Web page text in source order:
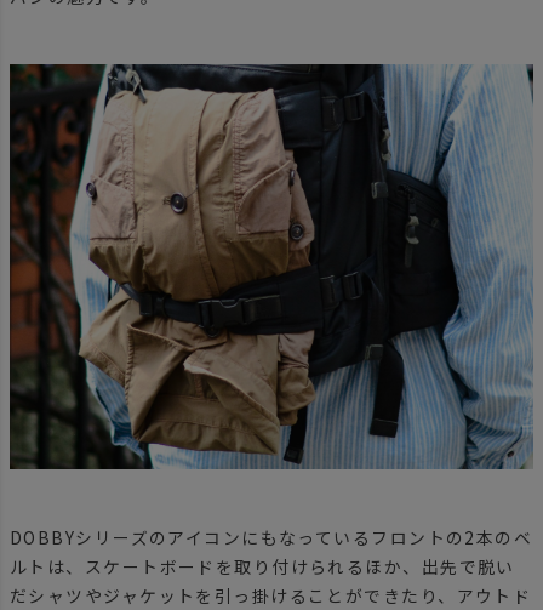
DOBBYシリーズのアイコンにもなっているフロントの2本のベ
ルトは、スケートボードを取り付けられるほか、出先で脱い
だシャツやジャケットを引っ掛けることができたり、アウトド